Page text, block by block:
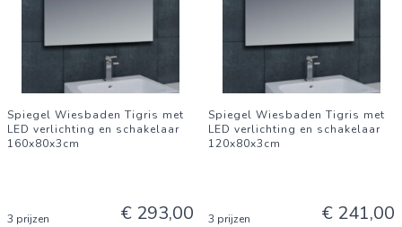
Spiegel Wiesbaden Tigris met
LED verlichting en schakelaar
160x80x3cm
3 prijzen € 293,00
Spiegel Wiesbaden Tigris met
LED verlichting en schakelaar
120x80x3cm
3 prijzen € 241,00